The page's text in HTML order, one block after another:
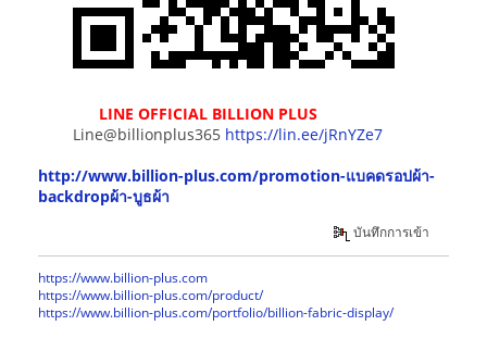
LINE OFFICIAL BILLION PLUS
Line@billionplus365 https://lin.ee/jRnYZe7
http://www.billion-plus.com/promotion-แบคดรอปผ้า-
backdropผ้า-บูธผ้า
บันทึกการเข้า
https://www.billion-plus.com
https://www.billion-plus.com/product/
https://www.billion-plus.com/portfolio/billion-fabric-display/